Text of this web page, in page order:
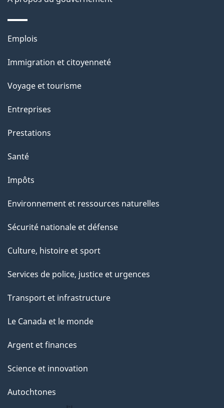
p
a
Thèmes
sujets
Emplois
Immigration et citoyenneté
Voyage et tourisme
Entreprises
Prestations
Santé
Impôts
Environnement et ressources naturelles
Sécurité nationale et défense
Culture, histoire et sport
Services de police, justice et urgences
Transport et infrastructure
Le Canada et le monde
Argent et finances
Science et innovation
Autochtones